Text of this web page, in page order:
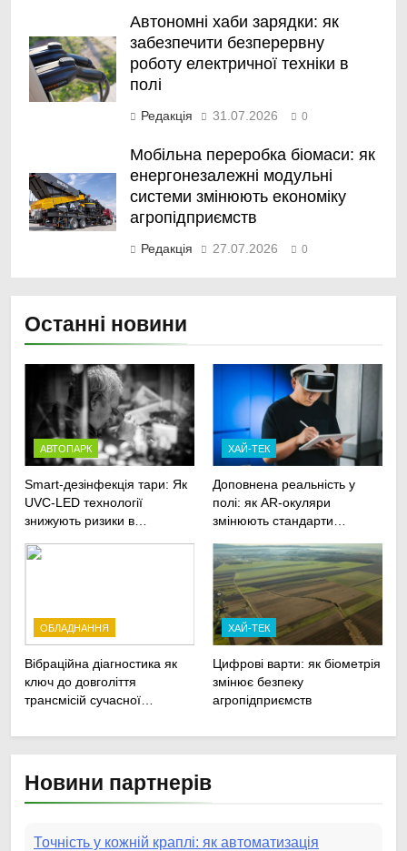
Автономні хаби зарядки: як
забезпечити безперервну
роботу електричної техніки в
полі
Редакція 31.07.2026 0
Мобільна переробка біомаси: як
енергонезалежні модульні
системи змінюють економіку
агропідприємств
Редакція 27.07.2026 0
Останні новини
АВТОПАРК
Smart-дезінфекція тари: Як
UVC-LED технології
знижують ризики в
ХАЙ-ТЕК
Доповнена реальність у
полі: як AR-окуляри
змінюють стандарти
сільськогосподарської
техніки
ОБЛАДНАННЯ
Вібраційна діагностика як
ключ до довголіття
трансмісій сучасної
ХАЙ-ТЕК
Цифрові варти: як біометрія
змінює безпеку
агропідприємств
Новини партнерів
Точність у кожній краплі: як автоматизація